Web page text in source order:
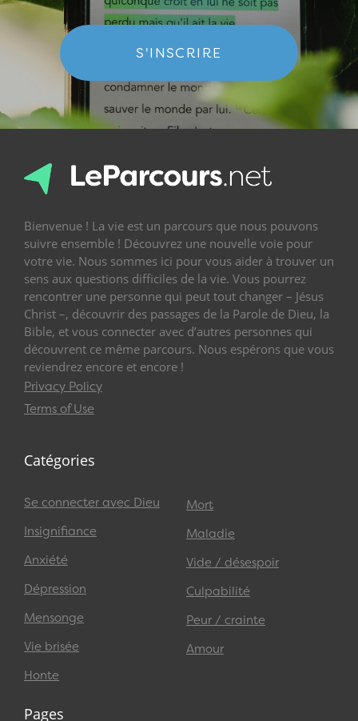
S'INSCRIRE
Bienvenue ! La vie est un parcours que nous pouvons
suivre ensemble ! Découvrez une nouvelle voie pour
votre vie. Nous sommes ici pour vous aider à trouver un
sens aux questions difficiles de la vie. Vous pourrez
rencontrer une personne qui peut tout changer – Jésus
Christ –, découvrir des passages de la Parole de Dieu, la
Bible, et vous connecter avec d’autres personnes qui
découvrent ce même parcours. Nous espérons que vous
reviendrez encore et encore !
Privacy Policy
Terms of Use
Catégories
Se connecter avec Dieu
Insignifiance
Anxiété
Dépression
Mensonge
Vie brisée
Honte
Mort
Maladie
Vide / désespoir
Culpabilité
Peur / crainte
Amour
Pages